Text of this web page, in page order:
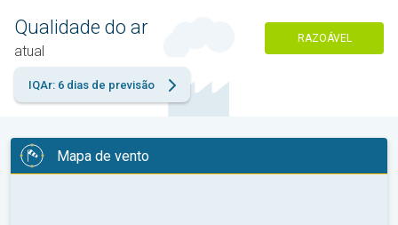
Qualidade do ar
atual
RAZOÁVEL
IQAr: 6 dias de previsão
Mapa de vento